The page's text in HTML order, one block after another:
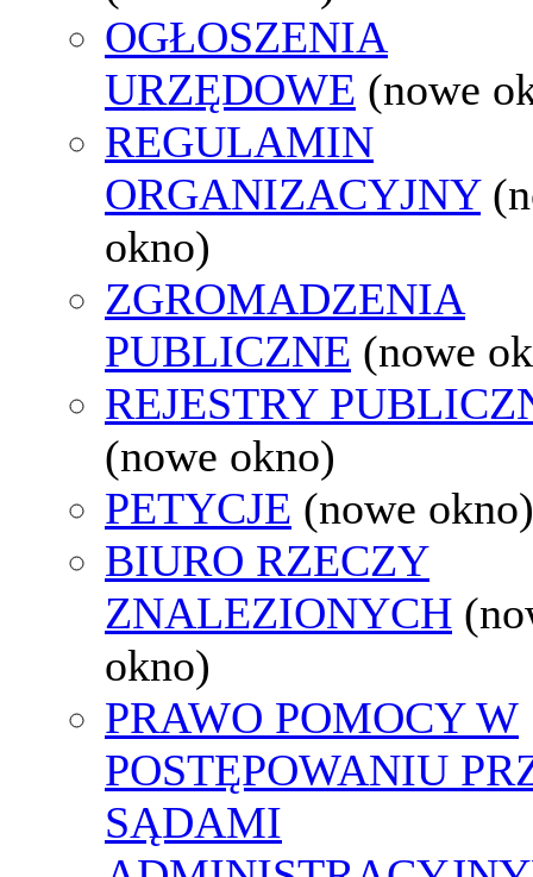
OGŁOSZENIA
URZĘDOWE (nowe
REGULAMIN
ORGANIZACYJNY
okno)
ZGROMADZENIA
PUBLICZNE (nowe
REJESTRY
(nowe okno)
PETYCJE (nowe okno)
BIURO RZECZY
ZNALEZIONYCH
okno)
PRAWO POMOCY W
POSTĘPOWANIU
SĄDAMI